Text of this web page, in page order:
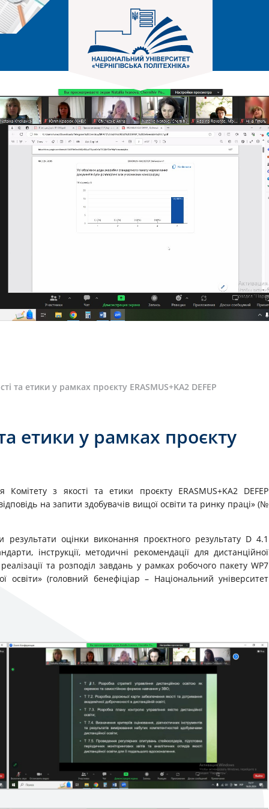
та етики у рамках проєкту ERASMUS+KA2 DEFEP
етики у рамках проєкту
з якості та етики проєкту ERASMUS+KA2 DEFEP
на запити здобувачів вищої освіти та ринку праці» (№
результати оцінки виконання проєктного результату D 4.1
інструкції, методичні рекомендації для дистанційної
та розподіл завдань у рамках робочого пакету WP7
освіти» (головний бенефіціар – Національний університет